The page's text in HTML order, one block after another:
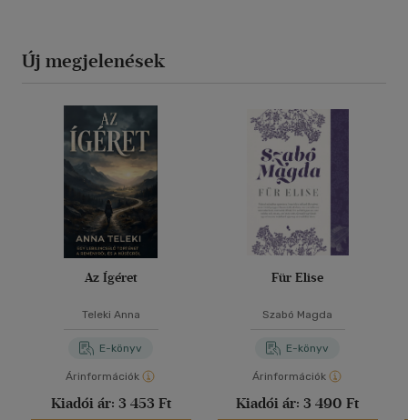
Új megjelenések
Az Ígéret
Teleki Anna
E-könyv
Árinformációk
Kiadói ár: 3 453 Ft
Für Elise
Szabó Magda
E-könyv
Árinformációk
Kiadói ár: 3 490 Ft